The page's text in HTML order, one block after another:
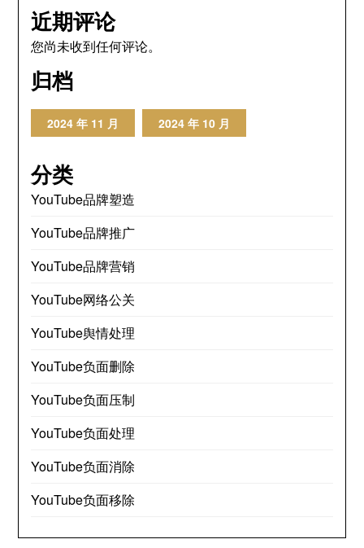
近期评论
您尚未收到任何评论。
归档
2024 年 11 月 2024 年 10 月
分类
YouTube品牌塑造
YouTube品牌推广
YouTube品牌营销
YouTube网络公关
YouTube舆情处理
YouTube负面删除
YouTube负面压制
YouTube负面处理
YouTube负面消除
YouTube负面移除